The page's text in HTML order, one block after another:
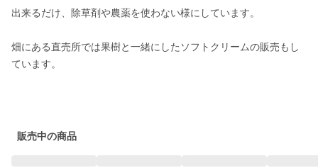
出来るだけ、除草剤や農薬を使わない様にしています。
畑にある直売所では果樹と一緒にしたソフトクリームの販売もし
ています。
販売中の商品